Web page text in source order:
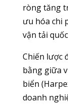
ròng tăng
ưu hóa chi
vận tải
Chiến lược
bằng giữa
biển
doanh